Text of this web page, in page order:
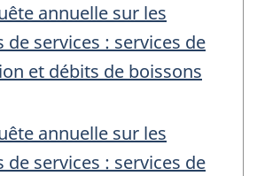
annuelle sur les
de services : services de
et débits de boissons
annuelle sur les
de services : services de